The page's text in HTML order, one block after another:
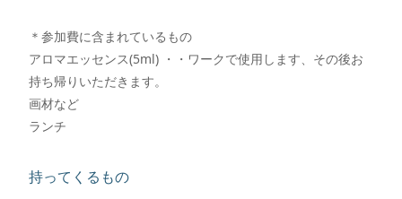
＊参加費に含まれているもの
アロマエッセンス(5ml) ・・ワークで使用します、その後お
持ち帰りいただきます。
画材など
ランチ
持ってくるもの